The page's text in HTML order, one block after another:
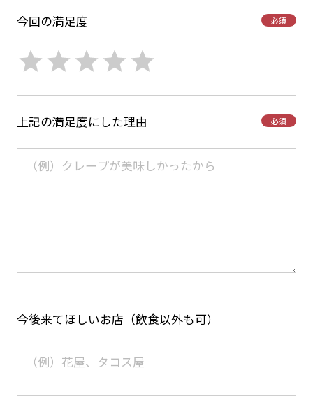
今回の満足度 必須
上記の満足度にした理由 必須
今後来てほしいお店（飲食以外も可）